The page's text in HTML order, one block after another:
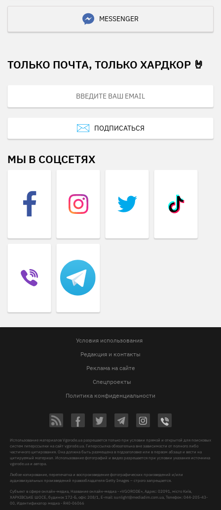
MESSENGER
ТОЛЬКО ПОЧТА, ТОЛЬКО ХАРДКОР 🤘
ПОДПИСАТЬСЯ
МЫ В СОЦСЕТЯХ
Условия использования
Редакция и контакты
Реклама на сайте
Спецпроекты
Политика конфиденциальности
Использование материалов Vgorode.ua разрешается только при условии прямой и открытой для поисковых
систем гиперссылки на сайт vgorode.ua. Гиперссылка обязательна вне зависимости от полного либо
частичного цитирования. Она должна быть размещена в подзаголовке или в первом абзаце и вести на
цитируемый материал. Использование фотографий и видео разрешается при условии указания источника
vgorode.ua и автора.
Любое копирование, перепечатка и воспроизведение фотографических произведений и/или
аудиовизуальных произведений правообладателя Getty Images – строго запрещается.
Субъект в сфере онлайн-медиа, Название онлайн-медиа - «VGORODE», Адрес: 02091, місто Київ,
ХАРКІВСЬКЕ ШОСЕ, будинок 172-Б, офіс 208/1, E-mail:sunlight@mediadim.com.ua , Телефон: 044-205-43-
00, Идентификатор медиа - R40-06066